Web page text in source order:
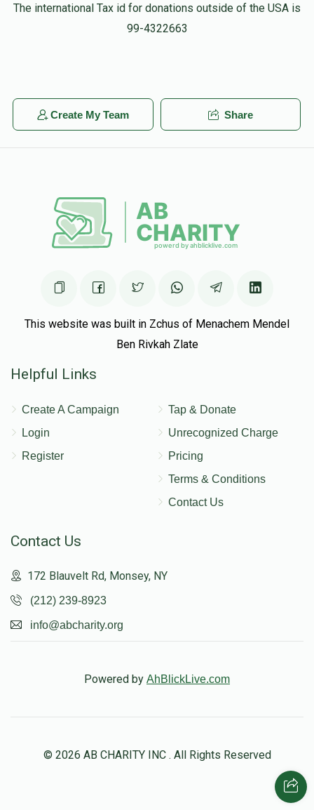
Phone Donationשלמה זלמן רינגל
The international Tax id for donations outside of the USA is
99-4322663
Create My Team Share
This website was built in Zchus of Menachem Mendel
Ben Rivkah Zlate
Helpful Links
Create A Campaign
Login
Register
Tap & Donate
Unrecognized Charge
Pricing
Terms & Conditions
Contact Us
Contact Us
172 Blauvelt Rd, Monsey, NY
(212) 239-8923
info@abcharity.org
Powered by AhBlickLive.com
© 2026 AB CHARITY INC . All Rights Reserved